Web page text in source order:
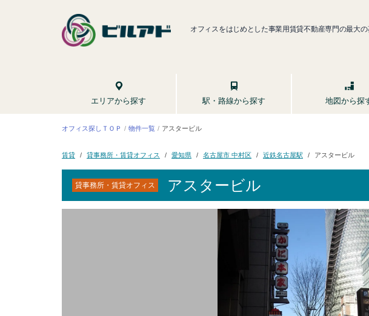
オフィスをはじめとした事業用賃貸不動産専門の最大の
エリアから探す 駅・路線から探す 地図から探
オフィス探しＴＯＰ 物件一覧 アスタービル
賃貸 貸事務所・賃貸オフィス 愛知県 名古屋市 中村区 近鉄名古屋駅 アスタービル
貸事務所・賃貸オフィス アスタービル